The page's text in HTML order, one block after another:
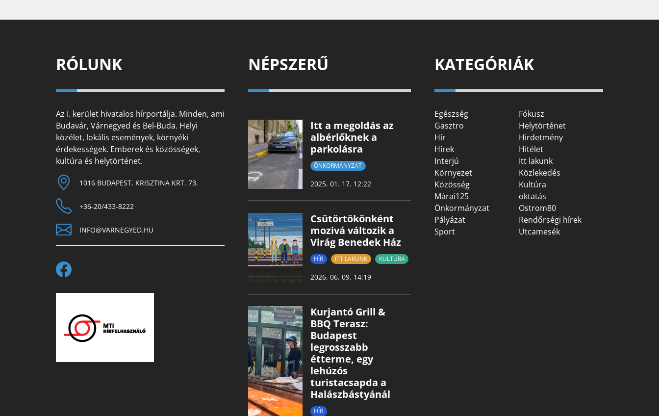
RÓLUNK
Az I. kerület hivatalos hírportálja. Minden, ami
Budavár, Várnegyed és Bel-Buda. Helyi
közélet, lokális események, környéki
érdekességek. Emberek és közösségek,
kultúra és helytörténet.
1016 BUDAPEST, KRISZTINA KRT. 73.
+36-20/433-8222
INFO@VARNEGYED.HU
NÉPSZERŰ
Itt a megoldás az
albérlőknek a
parkolásra
ÖNKORMÁNYZAT
2025. 01. 17. 12:22
Csütörtökönként
mozivá változik a
Virág Benedek Ház
HÍR ITT LAKUNK KULTÚRA
2026. 06. 09. 14:19
Kurjantó Grill &
BBQ Terasz:
Budapest
legrosszabb
étterme, egy
lehúzós
turistacsapda a
Halászbástyánál
HÍR
KATEGÓRIÁK
Egészség
Fókusz
Gasztro
Helytörténet
Hír
Hirdetmény
Hírek
Hitélet
Interjú
Itt lakunk
Környezet
Közlekedés
Közösség
Kultúra
Márai125
oktatás
Önkormányzat
Ostrom80
Pályázat
Rendőrségi hírek
Sport
Utcamesék